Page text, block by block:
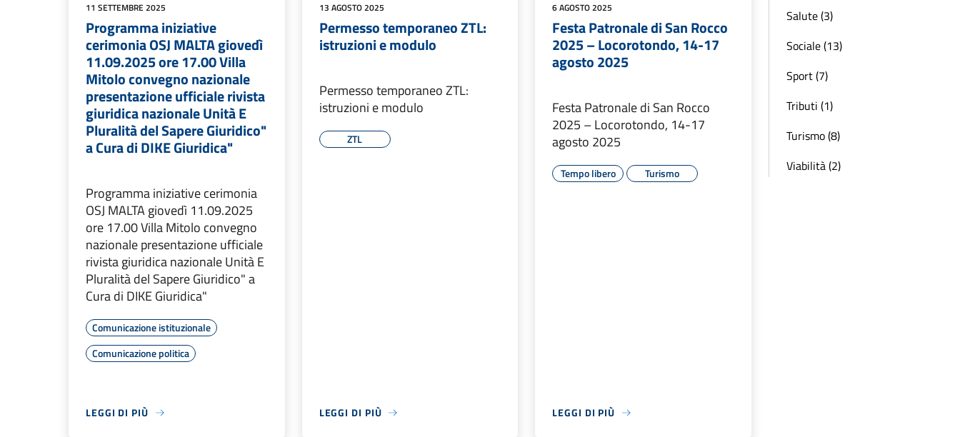
11 SETTEMBRE 2025
Programma iniziative
cerimonia OSJ MALTA giovedì
11.09.2025 ore 17.00 Villa
Mitolo convegno nazionale
presentazione ufficiale rivista
giuridica nazionale Unità E
Pluralità del Sapere Giuridico"
a Cura di DIKE Giuridica"
Programma iniziative cerimonia
OSJ MALTA giovedì 11.09.2025
ore 17.00 Villa Mitolo convegno
nazionale presentazione ufficiale
rivista giuridica nazionale Unità E
Pluralità del Sapere Giuridico" a
Cura di DIKE Giuridica"
Comunicazione istituzionale
Comunicazione politica
LEGGI DI PIÙ
13 AGOSTO 2025
Permesso temporaneo ZTL:
istruzioni e modulo
Permesso temporaneo ZTL:
istruzioni e modulo
ZTL
LEGGI DI PIÙ
6 AGOSTO 2025
Festa Patronale di San Rocco
2025 – Locorotondo, 14-17
agosto 2025
Festa Patronale di San Rocco
2025 – Locorotondo, 14-17
agosto 2025
Tempo libero Turismo
LEGGI DI PIÙ
Salute (3)
Sociale (13)
Sport (7)
Tributi (1)
Turismo (8)
Viabilità (2)